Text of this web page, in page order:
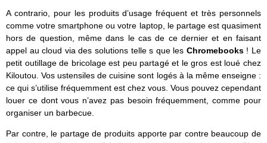
A contrario, pour les produits d’usage fréquent et très personnels
comme votre smartphone ou votre laptop, le partage est quasiment
hors de question, même dans le cas de ce dernier et en faisant
appel au cloud via des solutions telle s que les Chromebooks! Le
petit outillage de bricolage est peu partagé et le gros est loué chez
Kiloutou. Vos ustensiles de cuisine sont logés à la même enseigne :
ce qui s’utilise fréquemment est chez vous. Vous pouvez cependant
louer ce dont vous n’avez pas besoin fréquemment, comme pour
organiser un barbecue.
Par contre, le partage de produits apporte par contre beaucoup de